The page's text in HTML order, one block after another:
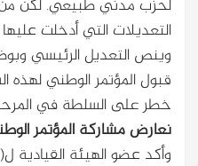
لحزب مدني طبيعي. لكن
التعديلات التي أدخلت
وينص التعديل الرئيسي
قبول المؤتمر الوطني
خطر على السلطة في المرحلة
نعارض مشاركة المؤتمر
وأكد عضو الهيئة القيادية